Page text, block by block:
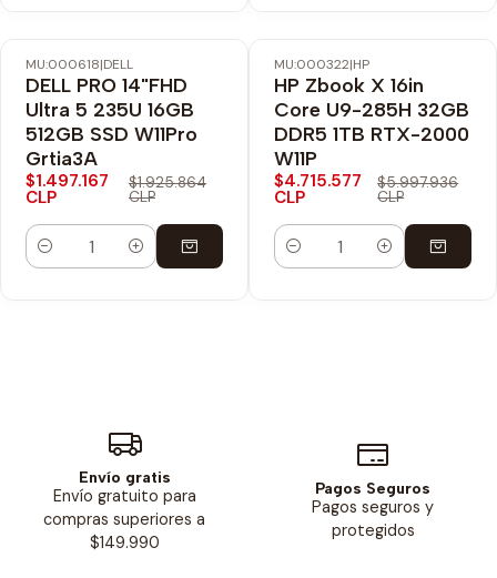
-22% OFF
Envío Gratis
MU:000618|DELL
DELL PRO 14"FHD
Ultra 5 235U 16GB
512GB SSD W11Pro
Grtia3A
$1.497.167
CLP
$1.925.864
CLP
Cantidad
-21% OFF
Envío Gratis
MU:000322|HP
HP Zbook X 16in
Core U9-285H 32GB
DDR5 1TB RTX-2000
W11P
$4.715.577
CLP
$5.997.936
CLP
Cantidad
Envío gratis
Envío gratuito para
compras superiores a
$149.990
Pagos Seguros
Pagos seguros y
protegidos